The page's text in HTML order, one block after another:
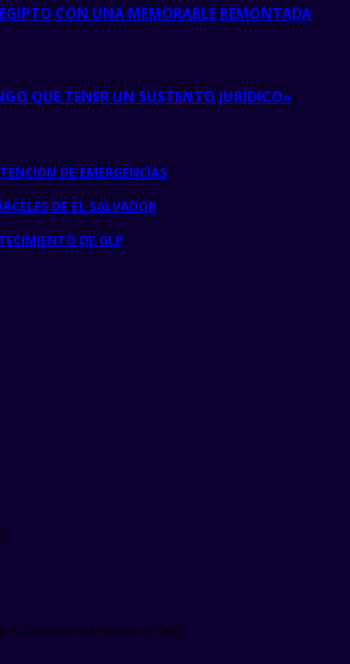
CON UNA MEMORABLE REMONTADA
QUE TENER UN SUSTENTO JURÍDICO»
DE EMERGENCIAS
DE EL SALVADOR
DE GLP
La Estación en la ciudad de Tacna.